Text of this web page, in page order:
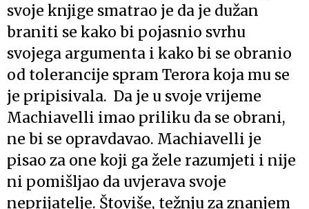
svoje knjige smatrao je da je dužan
braniti se kako bi pojasnio svrhu
svojega argumenta i kako bi se obranio
od tolerancije spram Terora koja mu se
je pripisivala. Da je u svoje vrijeme
Machiavelli imao priliku da se obrani,
ne bi se opravdavao. Machiavelli je
pisao za one koji ga žele razumjeti i nije
ni pomišljao da uvjerava svoje
neprijatelje. Štoviše, težnju za znanjem